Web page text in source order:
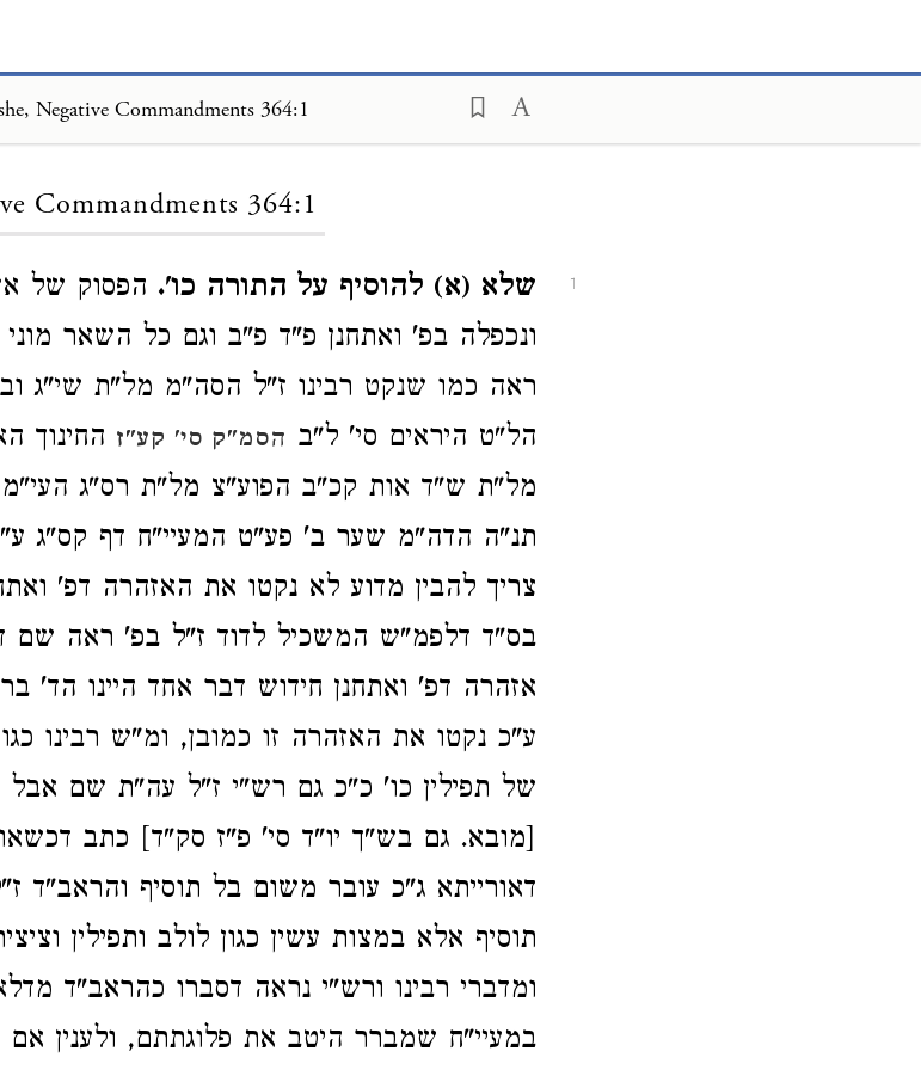
Negative Commandments 364:1
Commandments 364:1
1 שלא (א) להוסיף על התורה כו'. הפסוק של
ונכפלה בפ' ואתחנן פ"ד פ"ב וגם כל השאר
ראה כמו שנקט רבינו ז"ל הסה"מ מל"ת שי"ג
הל"ט היראים סי' ל"ב הסמ"ק סי' קע"ז החינוך
מל"ת ש"ד אות קכ"ב הפוע"צ מל"ת רס"ג
תנ"ה הדה"מ שער ב' פע"ט המעיי"ח דף קס"ג
צריך להבין מדוע לא נקטו את האזהרה דפ'
בס"ד דלפמ"ש המשכיל לדוד ז"ל בפ' ראה שם
אזהרה דפ' ואתחנן חידוש דבר אחד היינו הד'
ע"כ נקטו את האזהרה זו כמובן, ומ"ש רבינו
של תפילין כו' כ"כ גם רש"י ז"ל עה"ת שם
[מובא. גם בש"ך יו"ד סי' פ"ז סק"ד] כתב
דאורייתא ג"כ עובר משום בל תוסיף והראב"ד
תוסיף אלא במצות עשין כגון לולב ותפילין
ומדברי רבינו ורש"י נראה דסברו כהראב"ד
במעיי"ח שמברר היטב את פלוגתתם, ולענין אם